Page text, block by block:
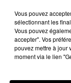
la bienveillance.
Inscrivez vous
vendredi 19
dans les studios
Vous pouvez
sélectionnant les
Vous pouvez
accepter". Vos
pouvez mettre à jour
moment via le lien